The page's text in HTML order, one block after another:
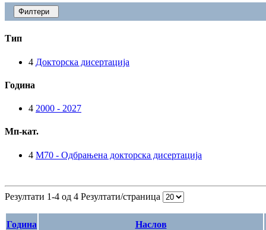
Филтери
Тип
4 Докторска дисертација
Година
4 2000 - 2027
Мп-кат.
4 M70 - Одбрањена докторска дисертација
Резултати 1-4 од 4 Резултати/страница
Година Наслов